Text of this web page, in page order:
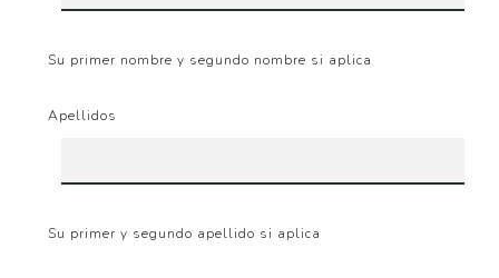
Su primer nombre y segundo nombre si aplica
Apellidos
Su primer y segundo apellido si aplica